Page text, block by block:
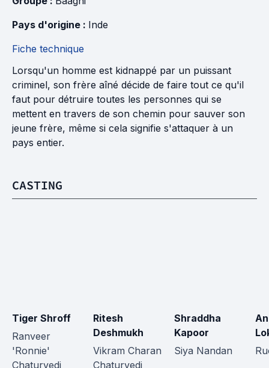
Pays d'origine : Inde
Fiche technique
Lorsqu'un homme est kidnappé par un puissant
criminel, son frère aîné décide de faire tout ce qu'il
faut pour détruire toutes les personnes qui se
mettent en travers de son chemin pour sauver son
jeune frère, même si cela signifie s'attaquer à un
pays entier.
CASTING
Tiger Shroff
Ranveer
'Ronnie'
Chaturvedi
Ritesh
Deshmukh
Vikram Charan
Chaturvedi
Shraddha
Kapoor
Siya Nandan